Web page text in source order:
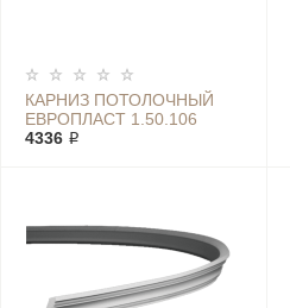
КАРНИЗ ПОТОЛОЧНЫЙ
ЕВРОПЛАСТ 1.50.106
ГИБКИЙ
4336 ₽